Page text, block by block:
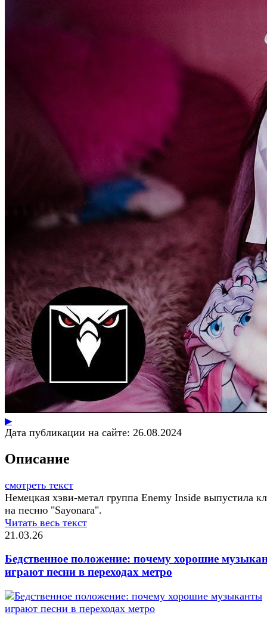
▶
Дата публикации на сайте: 26.08.2024
Описание
смотреть текст
Немецкая хэви-метал группа Enemy Inside выпустила
на песню "Sayonara".
Читать весь текст
21.03.26
Бедственное положение: почему хорошие
играют песни в переходах метро